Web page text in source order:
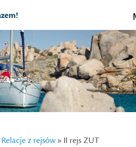
Relacje z rejsów» II rejs ZUT